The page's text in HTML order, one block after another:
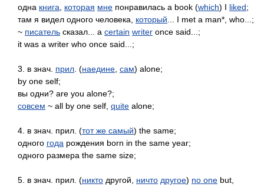
одна книга которая мне понравилась a book (which) I liked;
там я видел одного человека, который ... I met a man*, who...;
~ писатель сказал... a certain writer once said...;
it was a writer who once said...;
3. в знач. прил . (наедине сам) alone;
by one self;
вы одни? are you alone?;
совсем ~ all by one self, quite alone;
4. в знач. прил. (тот же самый) the same;
одного года рождения born in the same year;
одного размера the same size;
5. в знач. прил. (никто другой, ничто другое) no one but,